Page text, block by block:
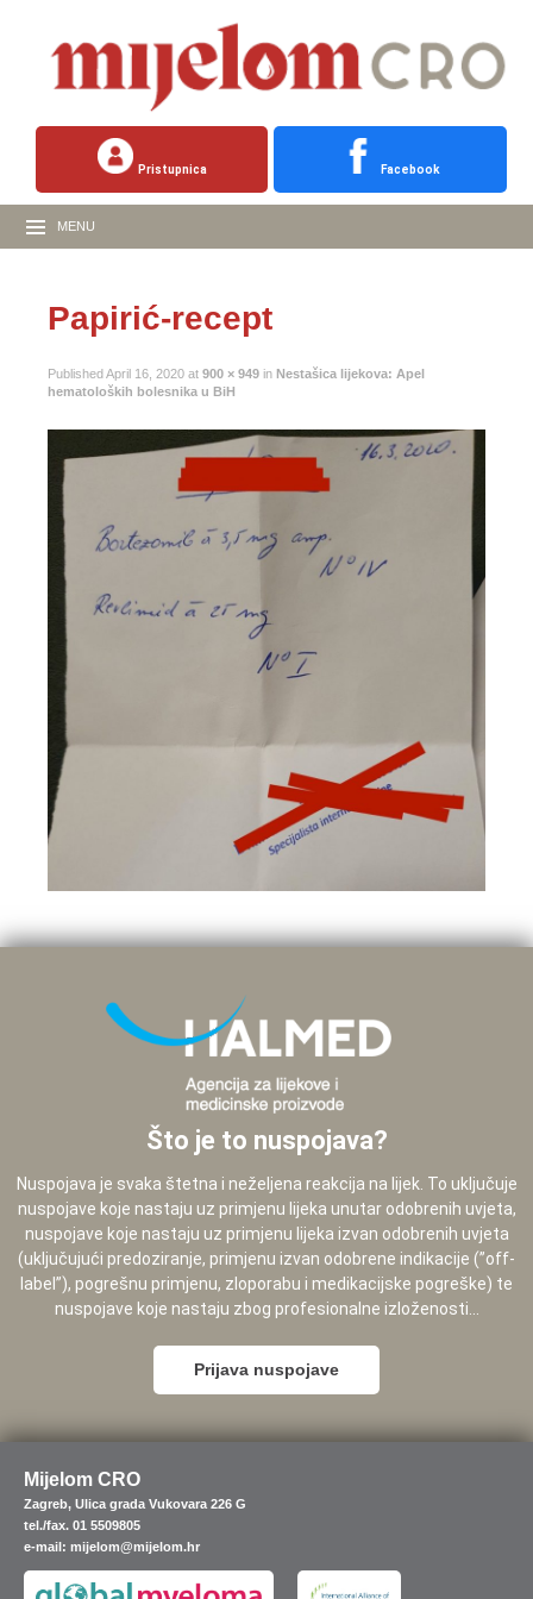
Pristupnica Facebook
MENU
Papirić-recept
PublishedApril 16, 2020 at 900 × 949 in Nestašica lijekova: Apel
hematoloških bolesnika u BiH
Što je to nuspojava?
Nuspojava je svaka štetna i neželjena reakcija na lijek. To uključuje
nuspojave koje nastaju uz primjenu lijeka unutar odobrenih uvjeta,
nuspojave koje nastaju uz primjenu lijeka izvan odobrenih uvjeta
(uključujući predoziranje, primjenu izvan odobrene indikacije (”off-
label”), pogrešnu primjenu, zloporabu i medikacijske pogreške) te
nuspojave koje nastaju zbog profesionalne izloženosti...
Prijava nuspojave
Mijelom CRO
Zagreb, Ulica grada Vukovara 226 G
tel./fax. 01 5509805
e-mail: mijelom@mijelom.hr